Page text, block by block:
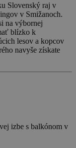
Slovenský raj v
v Smižanoch.
na výbornej
blízko k
lesov a kopcov
navyše získate
izbe s balkónom v